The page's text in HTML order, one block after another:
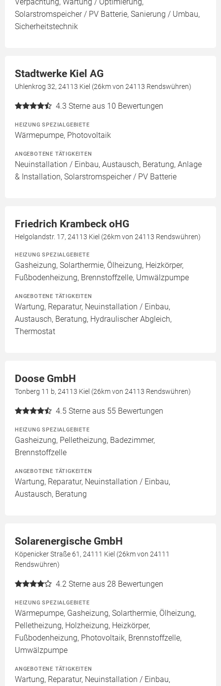
Solarstromspeicher / PV Batterie, Sanierung / Umbau,
Sicherheitstechnik
Stadtwerke Kiel AG
Uhlenkrog 32, 24113 Kiel (26km von 24113 Rendswühren)
4.3 Sterne aus 10 Bewertungen
HEIZUNG SPEZIALGEBIETE
Wärmepumpe, Photovoltaik
ANGEBOTENE TÄTIGKEITEN
Neuinstallation / Einbau, Austausch, Beratung, Anlage
& Installation, Solarstromspeicher / PV Batterie
Friedrich Krambeck oHG
Helgolandstr. 17, 24113 Kiel (26km von 24113 Rendswühren)
HEIZUNG SPEZIALGEBIETE
Gasheizung, Solarthermie, Ölheizung, Heizkörper,
Fußbodenheizung, Brennstoffzelle, Umwälzpumpe
ANGEBOTENE TÄTIGKEITEN
Wartung, Reparatur, Neuinstallation / Einbau,
Austausch, Beratung, Hydraulischer Abgleich,
Thermostat
Doose GmbH
Tonberg 11 b, 24113 Kiel (26km von 24113 Rendswühren)
4.5 Sterne aus 55 Bewertungen
HEIZUNG SPEZIALGEBIETE
Gasheizung, Pelletheizung, Badezimmer,
Brennstoffzelle
ANGEBOTENE TÄTIGKEITEN
Wartung, Reparatur, Neuinstallation / Einbau,
Austausch, Beratung
Solarenergische GmbH
Köpenicker Straße 61, 24111 Kiel (26km von 24111
Rendswühren)
4.2 Sterne aus 28 Bewertungen
HEIZUNG SPEZIALGEBIETE
Wärmepumpe, Gasheizung, Solarthermie, Ölheizung,
Pelletheizung, Holzheizung, Heizkörper,
Fußbodenheizung, Photovoltaik, Brennstoffzelle,
Umwälzpumpe
ANGEBOTENE TÄTIGKEITEN
Wartung, Reparatur, Neuinstallation / Einbau,